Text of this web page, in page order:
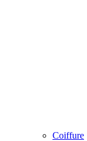
Coiffure